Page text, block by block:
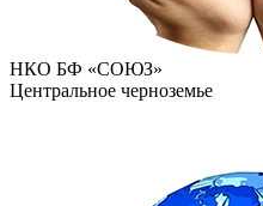
НКО БФ «СОЮЗ»
Центральное черноземье